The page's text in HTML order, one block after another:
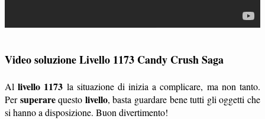
Video soluzione Livello 1173 Candy Crush Saga
Allivello 1173 la situazione di inizia a complicare, ma non tanto.
Persuperarequesto livello, basta guardare bene tutti gli oggetti che
si hanno a disposizione. Buon divertimento!